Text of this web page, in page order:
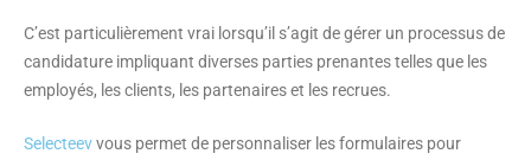
C’est particulièrement vrai lorsqu’il s’agit de gérer un processus de
candidature impliquant diverses parties prenantes telles que les
employés, les clients, les partenaires et les recrues.
Selecteevvous permet de personnaliser les formulaires pour